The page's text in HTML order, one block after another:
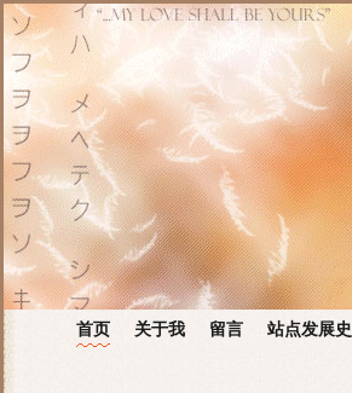
首页 关于我 留言 站点发展史